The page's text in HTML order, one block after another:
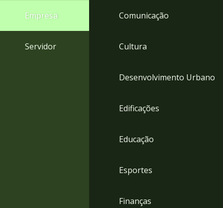
Empresa
Servidor
Comunicação
Cultura
Desenvolvimento Urbano
Edificações
Educação
Esportes
Finanças